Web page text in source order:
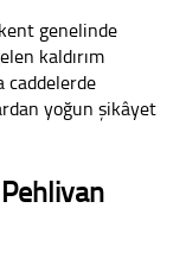
genelinde
kaldırım
caddelerde
yoğun şikâyet
Pehlivan